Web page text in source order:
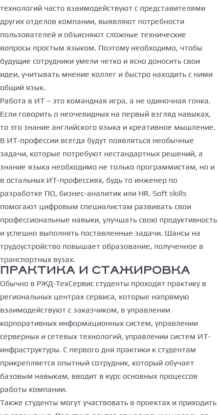
технологий часто взаимодействуют с представителями
других отделов компании, выявляют потребности
пользователей и объясняют сложные технические
вопросы простым языком. Поэтому необходимо, чтобы
будущие сотрудники умели четко и ясно доносить свои
идеи, учитывать мнение коллег и быстро находить с ними
общий язык.
Работа в ИТ – это командная игра, а не одиночная гонка.
Если говорить о неочевидных на первый взгляд навыках,
то это знание английского языка и креативное мышление.
В ИТ-профессии всегда будут появляться необычные
задачи, которые потребуют нестандартных решений, а
знание языка необходимо не только программистам, но и
в остальных ИТ-профессиях, будь то инженер по
разработке ПО, бизнес-аналитик или HR. Soft skills
помогают цифровым специалистам развивать свои
профессиональные навыки, улучшать свою продуктивность
и успешно выполнять поставленные задачи. Шансы на
трудоустройство повышает образование, полученное в
транспортных вузах.
ПРАКТИКА И СТАЖИРОВКА
Обычно в РЖД-ТехСервис студенты проходят практику в
региональных центрах сервиса, которые напрямую
взаимодействуют с заказчиком, в управлении
корпоративных информационных систем, управлении
серверных и сетевых технологий, управлении систем ИТ-
инфраструктуры. С первого дня практики к студентам
прикрепляется опытный сотрудник, который обучает
базовым навыкам, вводит в курс основных процессов
работы компании.
Также студенты могут участвовать в проектах и приходить